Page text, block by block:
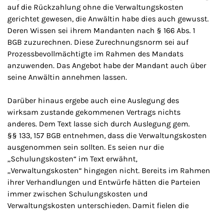
auf die Rückzahlung ohne die Verwaltungskosten
gerichtet gewesen, die Anwältin habe dies auch gewusst.
Deren Wissen sei ihrem Mandanten nach § 166 Abs. 1
BGB zuzurechnen. Diese Zurechnungsnorm sei auf
Prozessbevollmächtigte im Rahmen des Mandats
anzuwenden. Das Angebot habe der Mandant auch über
seine Anwältin annehmen lassen.
Darüber hinaus ergebe auch eine Auslegung des
wirksam zustande gekommenen Vertrags nichts
anderes. Dem Text lasse sich durch Auslegung gem.
§§ 133, 157 BGB entnehmen, dass die Verwaltungskosten
ausgenommen sein sollten. Es seien nur die
„Schulungskosten“ im Text erwähnt,
„Verwaltungskosten“ hingegen nicht. Bereits im Rahmen
ihrer Verhandlungen und Entwürfe hätten die Parteien
immer zwischen Schulungskosten und
Verwaltungskosten unterschieden. Damit fielen die